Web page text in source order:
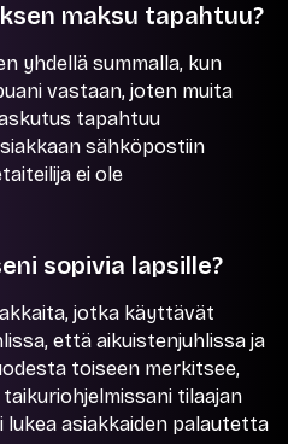
maksu tapahtuu?
yhdellä summalla, kun
vastaan, joten muita
tapahtuu
sähköpostiin
ei ole
sopivia lapsille?
jotka käyttävät
että aikuistenjuhlissa ja
toiseen merkitsee,
tilaajan
lukea asiakkaiden palautetta